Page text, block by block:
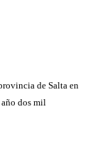
de Salta en
dos mil